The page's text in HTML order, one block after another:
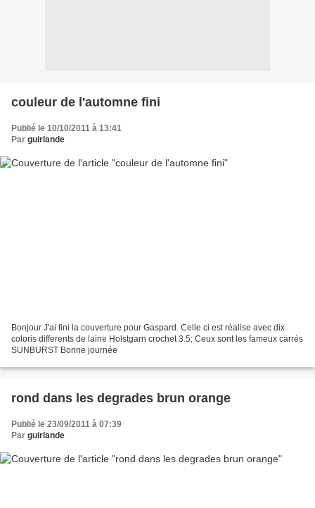
couleur de l'automne fini
Publié le 10/10/2011 à 13:41
Par guirlande
Bonjour J'ai fini la couverture pour Gaspard. Celle ci est réalise avec dix
coloris differents de laine Holstgarn crochet 3.5; Ceux sont les fameux carrés
SUNBURST Bonne journée
rond dans les degrades brun orange
Publié le 23/09/2011 à 07:39
Par guirlande